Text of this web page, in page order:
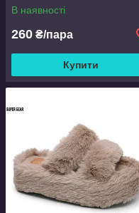
В наявності
260 ₴/пара
Купити